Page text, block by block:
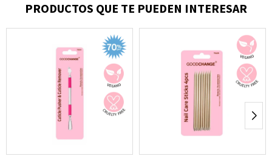
PRODUCTOS QUE TE PUEDEN INTERESAR